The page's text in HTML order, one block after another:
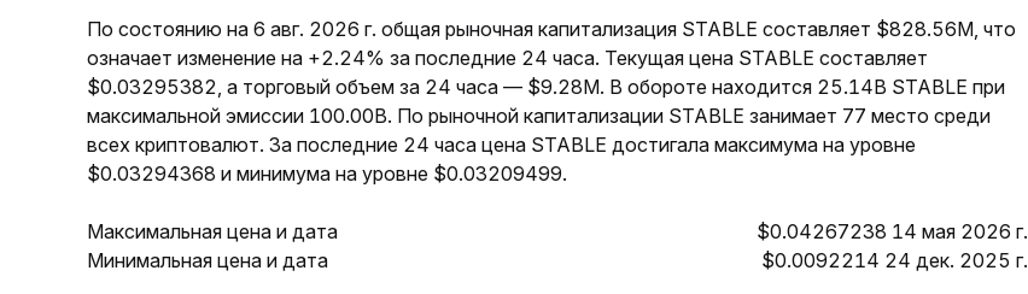
По состоянию на 6 авг. 2026 г. общая рыночная капитализация STABLE составляет $828.56M, что
означает изменение на +2.24% за последние 24 часа. Текущая цена STABLE составляет
$0.03295382, а торговый объем за 24 часа — $9.28M. В обороте находится 25.14B STABLE при
максимальной эмиссии 100.00B. По рыночной капитализации STABLE занимает 77 место среди
всех криптовалют. За последние 24 часа цена STABLE достигала максимума на уровне
$0.03294368 и минимума на уровне $0.03209499.
Максимальная цена и дата
$0.04267238 14 мая 2026 г.
Минимальная цена и дата
$0.0092214 24 дек. 2025 г.